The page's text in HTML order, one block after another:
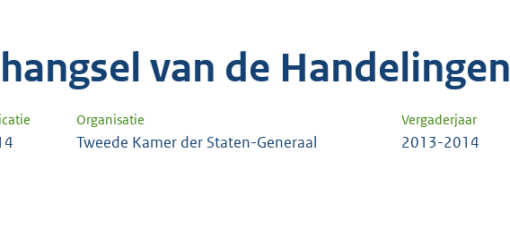
van de Handelingen
Organisatie Vergaderjaar
Tweede Kamer der Staten-Generaal 2013-2014